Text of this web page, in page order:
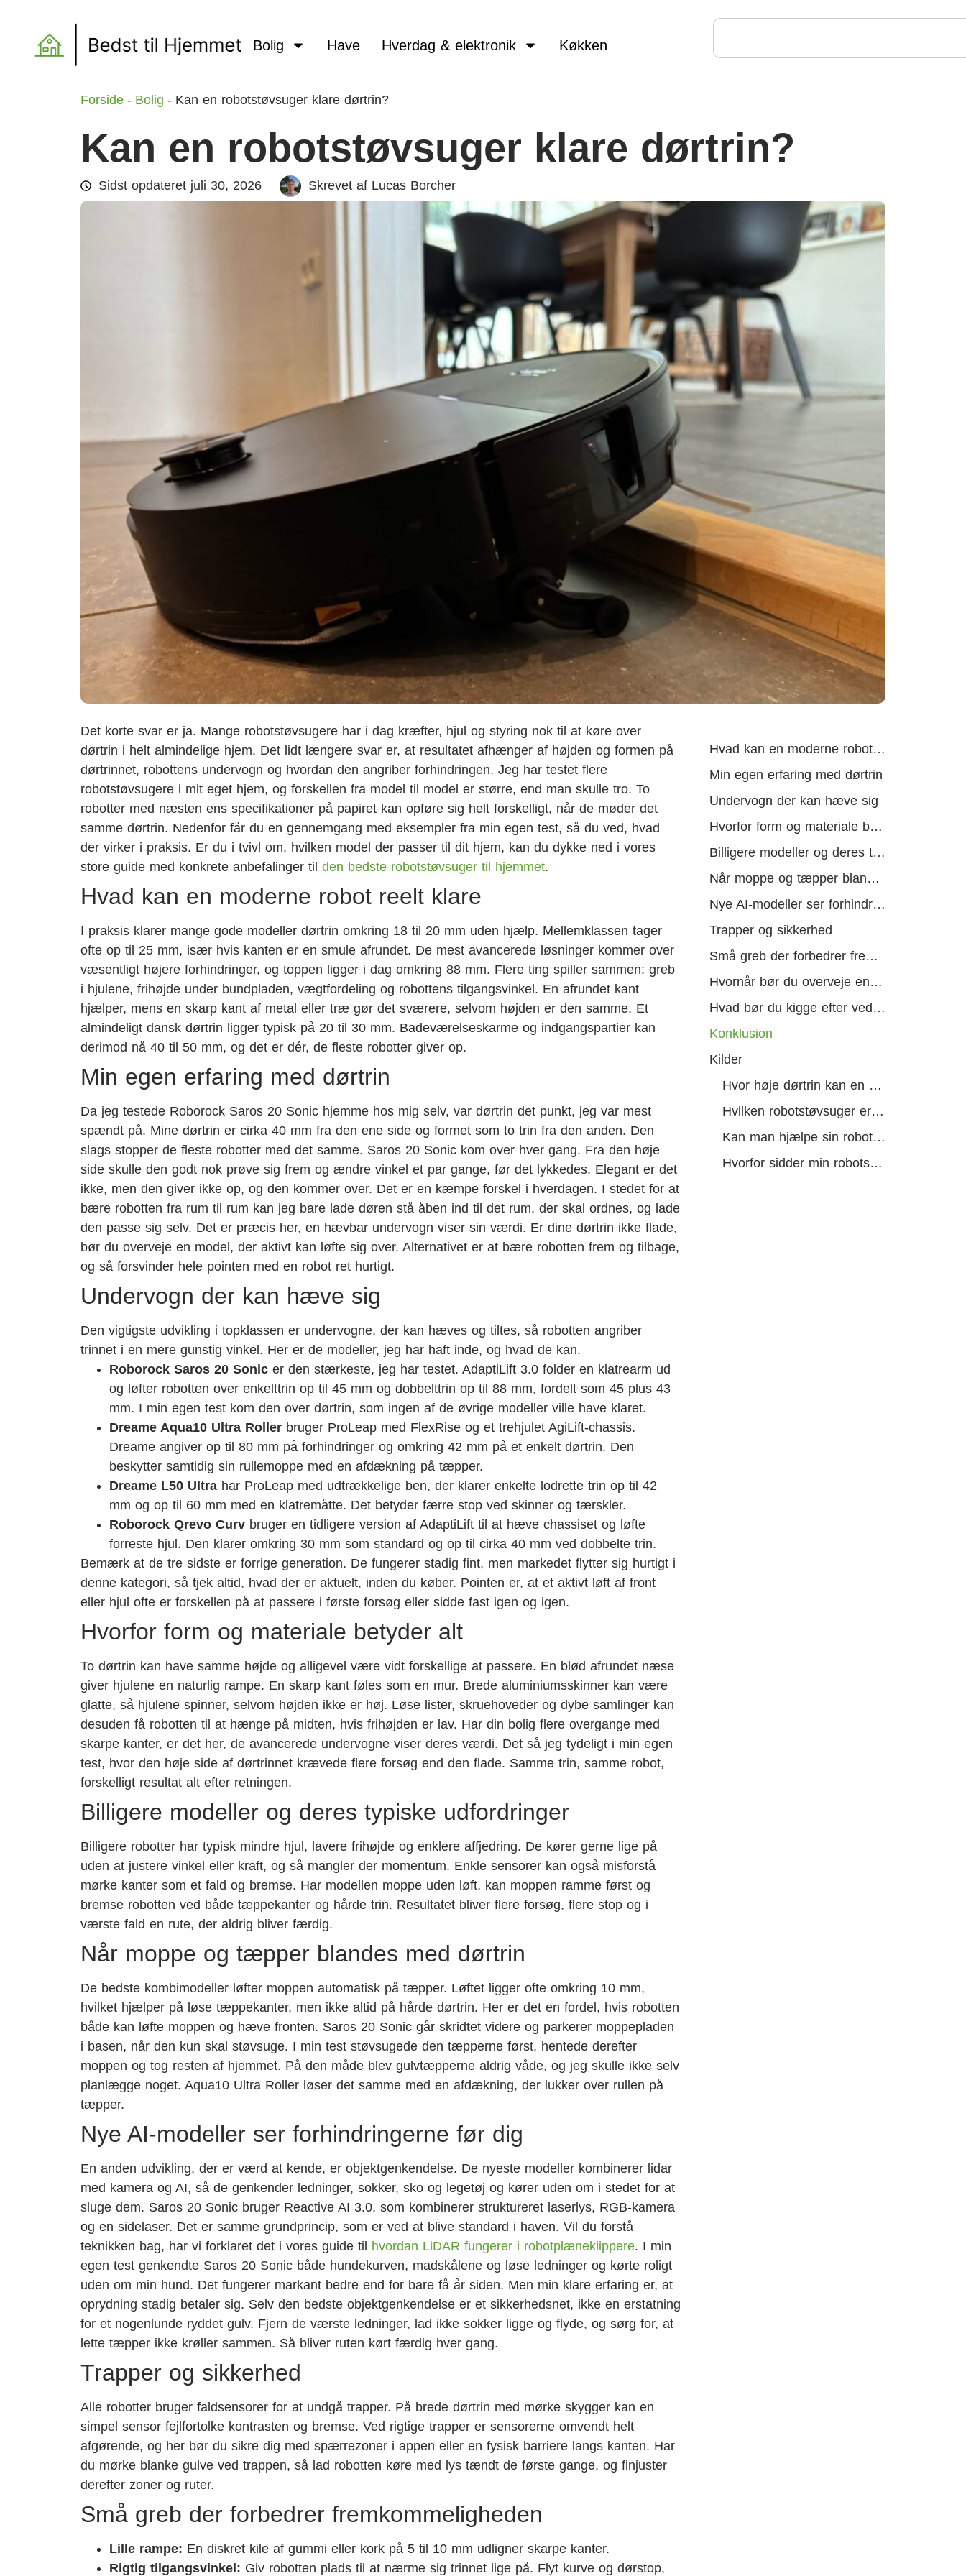
Bolig Have Hverdag & elektronik Køkken
Forside - Bolig - Kan en robotstøvsuger klare dørtrin?
Kan en robotstøvsuger klare dørtrin?
Sidst opdateret juli 30, 2026 Skrevet af Lucas Borcher
Det korte svar er ja. Mange robotstøvsugere har i dag kræfter, hjul og styring nok til at køre over
dørtrin i helt almindelige hjem. Det lidt længere svar er, at resultatet afhænger af højden og formen på
dørtrinnet, robottens undervogn og hvordan den angriber forhindringen. Jeg har testet flere
robotstøvsugere i mit eget hjem, og forskellen fra model til model er større, end man skulle tro. To
robotter med næsten ens specifikationer på papiret kan opføre sig helt forskelligt, når de møder det
samme dørtrin. Nedenfor får du en gennemgang med eksempler fra min egen test, så du ved, hvad
der virker i praksis. Er du i tvivl om, hvilken model der passer til dit hjem, kan du dykke ned i vores
store guide med konkrete anbefalinger til den bedste robotstøvsuger til hjemmet.
Hvad kan en moderne robot reelt klare
I praksis klarer mange gode modeller dørtrin omkring 18 til 20 mm uden hjælp. Mellemklassen tager
ofte op til 25 mm, især hvis kanten er en smule afrundet. De mest avancerede løsninger kommer over
væsentligt højere forhindringer, og toppen ligger i dag omkring 88 mm. Flere ting spiller sammen: greb
i hjulene, frihøjde under bundpladen, vægtfordeling og robottens tilgangsvinkel. En afrundet kant
hjælper, mens en skarp kant af metal eller træ gør det sværere, selvom højden er den samme. Et
almindeligt dansk dørtrin ligger typisk på 20 til 30 mm. Badeværelseskarme og indgangspartier kan
derimod nå 40 til 50 mm, og det er dér, de fleste robotter giver op.
Min egen erfaring med dørtrin
Da jeg testede Roborock Saros 20 Sonic hjemme hos mig selv, var dørtrin det punkt, jeg var mest
spændt på. Mine dørtrin er cirka 40 mm fra den ene side og formet som to trin fra den anden. Den
slags stopper de fleste robotter med det samme. Saros 20 Sonic kom over hver gang. Fra den høje
side skulle den godt nok prøve sig frem og ændre vinkel et par gange, før det lykkedes. Elegant er det
ikke, men den giver ikke op, og den kommer over. Det er en kæmpe forskel i hverdagen. I stedet for at
bære robotten fra rum til rum kan jeg bare lade døren stå åben ind til det rum, der skal ordnes, og lade
den passe sig selv. Det er præcis her, en hævbar undervogn viser sin værdi. Er dine dørtrin ikke flade,
bør du overveje en model, der aktivt kan løfte sig over. Alternativet er at bære robotten frem og tilbage,
og så forsvinder hele pointen med en robot ret hurtigt.
Undervogn der kan hæve sig
Den vigtigste udvikling i topklassen er undervogne, der kan hæves og tiltes, så robotten angriber
trinnet i en mere gunstig vinkel. Her er de modeller, jeg har haft inde, og hvad de kan.
Roborock Saros 20 Sonic er den stærkeste, jeg har testet. AdaptiLift 3.0 folder en klatrearm ud
og løfter robotten over enkelttrin op til 45 mm og dobbelttrin op til 88 mm, fordelt som 45 plus 43
mm. I min egen test kom den over dørtrin, som ingen af de øvrige modeller ville have klaret.
Dreame Aqua10 Ultra Roller bruger ProLeap med FlexRise og et trehjulet AgiLift-chassis.
Dreame angiver op til 80 mm på forhindringer og omkring 42 mm på et enkelt dørtrin. Den
beskytter samtidig sin rullemoppe med en afdækning på tæpper.
Dreame L50 Ultra har ProLeap med udtrækkelige ben, der klarer enkelte lodrette trin op til 42
mm og op til 60 mm med en klatremåtte. Det betyder færre stop ved skinner og tærskler.
Roborock Qrevo Curv bruger en tidligere version af AdaptiLift til at hæve chassiset og løfte
forreste hjul. Den klarer omkring 30 mm som standard og op til cirka 40 mm ved dobbelte trin.
Bemærk at de tre sidste er forrige generation. De fungerer stadig fint, men markedet flytter sig hurtigt i
denne kategori, så tjek altid, hvad der er aktuelt, inden du køber. Pointen er, at et aktivt løft af front
eller hjul ofte er forskellen på at passere i første forsøg eller sidde fast igen og igen.
Hvorfor form og materiale betyder alt
To dørtrin kan have samme højde og alligevel være vidt forskellige at passere. En blød afrundet næse
giver hjulene en naturlig rampe. En skarp kant føles som en mur. Brede aluminiumsskinner kan være
glatte, så hjulene spinner, selvom højden ikke er høj. Løse lister, skruehoveder og dybe samlinger kan
desuden få robotten til at hænge på midten, hvis frihøjden er lav. Har din bolig flere overgange med
skarpe kanter, er det her, de avancerede undervogne viser deres værdi. Det så jeg tydeligt i min egen
test, hvor den høje side af dørtrinnet krævede flere forsøg end den flade. Samme trin, samme robot,
forskelligt resultat alt efter retningen.
Billigere modeller og deres typiske udfordringer
Billigere robotter har typisk mindre hjul, lavere frihøjde og enklere affjedring. De kører gerne lige på
uden at justere vinkel eller kraft, og så mangler der momentum. Enkle sensorer kan også misforstå
mørke kanter som et fald og bremse. Har modellen moppe uden løft, kan moppen ramme først og
bremse robotten ved både tæppekanter og hårde trin. Resultatet bliver flere forsøg, flere stop og i
værste fald en rute, der aldrig bliver færdig.
Når moppe og tæpper blandes med dørtrin
De bedste kombimodeller løfter moppen automatisk på tæpper. Løftet ligger ofte omkring 10 mm,
hvilket hjælper på løse tæppekanter, men ikke altid på hårde dørtrin. Her er det en fordel, hvis robotten
både kan løfte moppen og hæve fronten. Saros 20 Sonic går skridtet videre og parkerer moppepladen
i basen, når den kun skal støvsuge. I min test støvsugede den tæpperne først, hentede derefter
moppen og tog resten af hjemmet. På den måde blev gulvtæpperne aldrig våde, og jeg skulle ikke selv
planlægge noget. Aqua10 Ultra Roller løser det samme med en afdækning, der lukker over rullen på
tæpper.
Nye AI-modeller ser forhindringerne før dig
En anden udvikling, der er værd at kende, er objektgenkendelse. De nyeste modeller kombinerer lidar
med kamera og AI, så de genkender ledninger, sokker, sko og legetøj og kører uden om i stedet for at
sluge dem. Saros 20 Sonic bruger Reactive AI 3.0, som kombinerer struktureret laserlys, RGB-kamera
og en sidelaser. Det er samme grundprincip, som er ved at blive standard i haven. Vil du forstå
teknikken bag, har vi forklaret det i vores guide til hvordan LiDAR fungerer i robotplæneklippere. I min
egen test genkendte Saros 20 Sonic både hundekurven, madskålene og løse ledninger og kørte roligt
uden om min hund. Det fungerer markant bedre end for bare få år siden. Men min klare erfaring er, at
oprydning stadig betaler sig. Selv den bedste objektgenkendelse er et sikkerhedsnet, ikke en erstatning
for et nogenlunde ryddet gulv. Fjern de værste ledninger, lad ikke sokker ligge og flyde, og sørg for, at
lette tæpper ikke krøller sammen. Så bliver ruten kørt færdig hver gang.
Trapper og sikkerhed
Alle robotter bruger faldsensorer for at undgå trapper. På brede dørtrin med mørke skygger kan en
simpel sensor fejlfortolke kontrasten og bremse. Ved rigtige trapper er sensorerne omvendt helt
afgørende, og her bør du sikre dig med spærrezoner i appen eller en fysisk barriere langs kanten. Har
du mørke blanke gulve ved trappen, så lad robotten køre med lys tændt de første gange, og finjuster
derefter zoner og ruter.
Små greb der forbedrer fremkommeligheden
Lille rampe: En diskret kile af gummi eller kork på 5 til 10 mm udligner skarpe kanter.
Rigtig tilgangsvinkel: Giv robotten plads til at nærme sig trinnet lige på. Flyt kurve og dørstop,
Hvad kan en moderne robot reelt klare
Min egen erfaring med dørtrin
Undervogn der kan hæve sig
Hvorfor form og materiale betyder alt
Billigere modeller og deres typiske udfordringer
Når moppe og tæpper blandes med dørtrin
Nye AI-modeller ser forhindringerne før dig
Trapper og sikkerhed
Små greb der forbedrer fremkommeligheden
Hvornår bør du overveje en opgradering
Hvad bør du kigge efter ved køb
Konklusion
Kilder
Hvor høje dørtrin kan en robotstøvsuger klare?
Hvilken robotstøvsuger er bedst til høje dørtrin?
Kan man hjælpe sin robotstøvsuger over et dørtrin?
Hvorfor sidder min robotstøvsuger fast på dørtrin?